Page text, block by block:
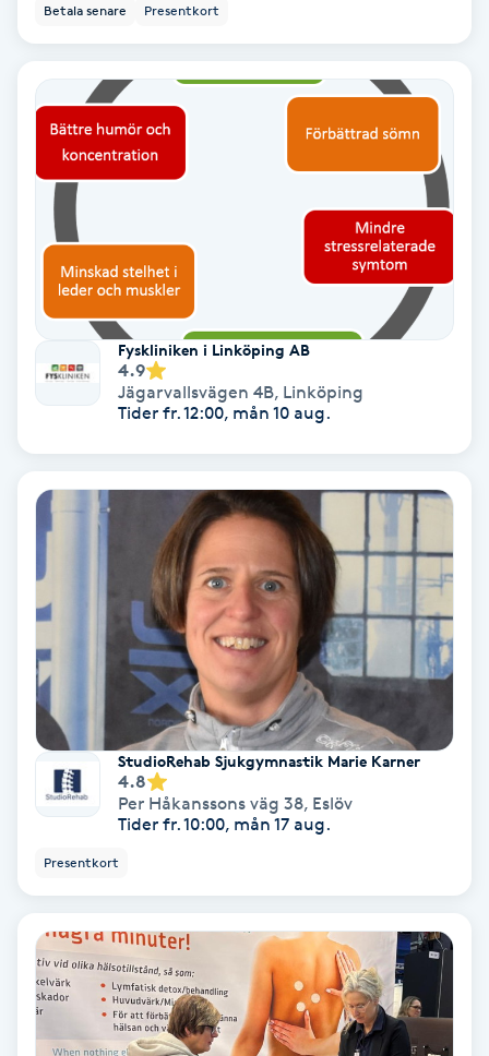
Ny frisyr
Olaplex
Olaplexbehandling
Ombre
Ombre brows
Ombre naglar
Ortobionomi
Osteopati
Paraffinbehandling
Pedikyr
Pensionärklippning
Permanent
Permanent hårborttagning
Permanent ögonbrynsmakeup
Betala senare Presentkort
Fyskliniken i Linköping AB
4.9
Jägarvallsvägen 4B, Linköping
Tider fr. 12:00, mån 10 aug.
StudioRehab Sjukgymnastik Marie Karner
4.8
Per Håkanssons väg 38, Eslöv
Tider fr. 10:00, mån 17 aug.
Presentkort